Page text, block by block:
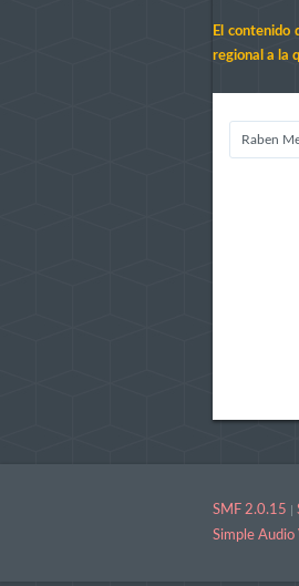
El contenido
regional a la
Raben
SMF 2.0.15 |
Simple Audio